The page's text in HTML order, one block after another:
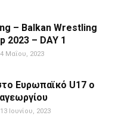
– Balkan Wrestling
2023 – DAY 1
4 Μαΐου, 2023
Ευρωπαϊκό U17 ο
13 Ιουνίου, 2023